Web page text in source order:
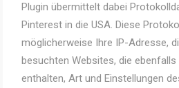
Plugin übermittelt dabei
Pinterest in die USA. Diese
möglicherweise Ihre IP-Adresse,
besuchten Websites, die
enthalten, Art und Einstellungen